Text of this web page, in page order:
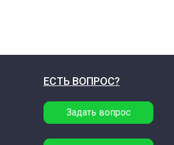
ЕСТЬ ВОПРОС?
Задать вопрос